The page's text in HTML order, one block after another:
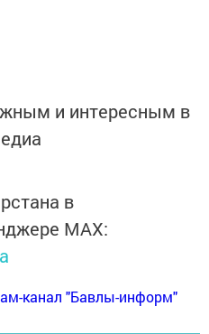
и интересным в
в
MАХ:
канал "Бавлы-информ"